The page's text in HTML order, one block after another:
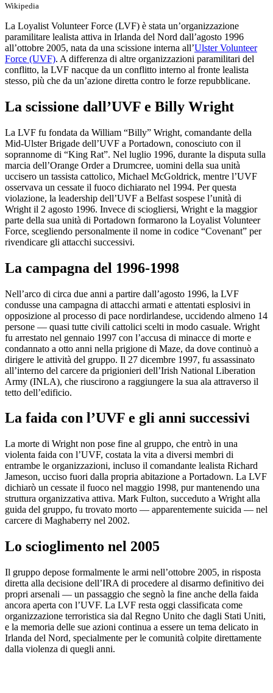
Wikipedia
La Loyalist Volunteer Force (LVF) è stata un’organizzazione
paramilitare lealista attiva in Irlanda del Nord dall’agosto 1996
all’ottobre 2005, nata da una scissione interna all’Ulster Volunteer
Force (UVF). A differenza di altre organizzazioni paramilitari del
conflitto, la LVF nacque da un conflitto interno al fronte lealista
stesso, più che da un’azione diretta contro le forze repubblicane.
La scissione dall’UVF e Billy Wright
La LVF fu fondata da William “Billy” Wright, comandante della
Mid-Ulster Brigade dell’UVF a Portadown, conosciuto con il
soprannome di “King Rat”. Nel luglio 1996, durante la disputa sulla
marcia dell’Orange Order a Drumcree, uomini della sua unità
uccisero un tassista cattolico, Michael McGoldrick, mentre l’UVF
osservava un cessate il fuoco dichiarato nel 1994. Per questa
violazione, la leadership dell’UVF a Belfast sospese l’unità di
Wright il 2 agosto 1996. Invece di sciogliersi, Wright e la maggior
parte della sua unità di Portadown formarono la Loyalist Volunteer
Force, scegliendo personalmente il nome in codice “Covenant” per
rivendicare gli attacchi successivi.
La campagna del 1996-1998
Nell’arco di circa due anni a partire dall’agosto 1996, la LVF
condusse una campagna di attacchi armati e attentati esplosivi in
opposizione al processo di pace nordirlandese, uccidendo almeno 14
persone — quasi tutte civili cattolici scelti in modo casuale. Wright
fu arrestato nel gennaio 1997 con l’accusa di minacce di morte e
condannato a otto anni nella prigione di Maze, da dove continuò a
dirigere le attività del gruppo. Il 27 dicembre 1997, fu assassinato
all’interno del carcere da prigionieri dell’Irish National Liberation
Army (INLA), che riuscirono a raggiungere la sua ala attraverso il
tetto dell’edificio.
La faida con l’UVF e gli anni successivi
La morte di Wright non pose fine al gruppo, che entrò in una
violenta faida con l’UVF, costata la vita a diversi membri di
entrambe le organizzazioni, incluso il comandante lealista Richard
Jameson, ucciso fuori dalla propria abitazione a Portadown. La LVF
dichiarò un cessate il fuoco nel maggio 1998, pur mantenendo una
struttura organizzativa attiva. Mark Fulton, succeduto a Wright alla
guida del gruppo, fu trovato morto — apparentemente suicida — nel
carcere di Maghaberry nel 2002.
Lo scioglimento nel 2005
Il gruppo depose formalmente le armi nell’ottobre 2005, in risposta
diretta alla decisione dell’IRA di procedere al disarmo definitivo dei
propri arsenali — un passaggio che segnò la fine anche della faida
ancora aperta con l’UVF. La LVF resta oggi classificata come
organizzazione terroristica sia dal Regno Unito che dagli Stati Uniti,
e la memoria delle sue azioni continua a essere un tema delicato in
Irlanda del Nord, specialmente per le comunità colpite direttamente
dalla violenza di quegli anni.